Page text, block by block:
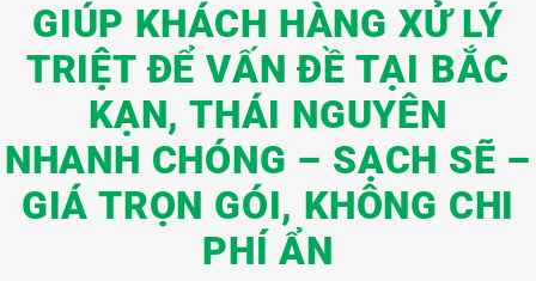
GIÚP KHÁCH HÀNG XỬ LÝ
TRIỆT ĐỂ VẤN ĐỀ TẠI BẮC
KẠN, THÁI NGUYÊN
NHANH CHÓNG – SẠCH SẼ –
GIÁ TRỌN GÓI, KHÔNG CHI
PHÍ ẨN